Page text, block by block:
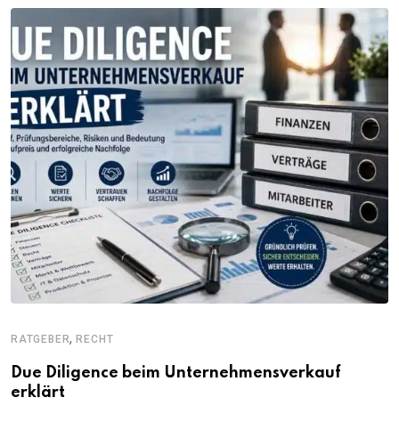
RATGEBER,RECHT
Due Diligence beim Unternehmensverkauf
erklärt